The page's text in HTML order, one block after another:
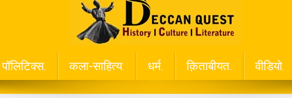
पॉलिटिक्स. कला-साहित्य. धर्म. क़िताबीयत. वीडियो.